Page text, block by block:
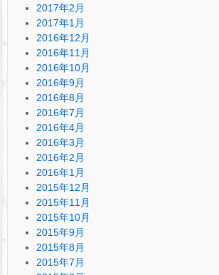
2017年2月
2017年1月
2016年12月
2016年11月
2016年10月
2016年9月
2016年8月
2016年7月
2016年4月
2016年3月
2016年2月
2016年1月
2015年12月
2015年11月
2015年10月
2015年9月
2015年8月
2015年7月